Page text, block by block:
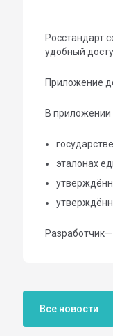
Росстандарт
удобный
Приложение
В
эталонах
Все новости